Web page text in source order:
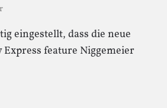
eingestellt, dass die neue
feature Niggemeier